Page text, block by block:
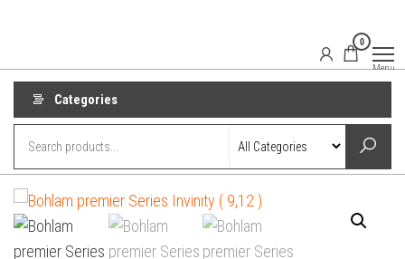
content
0
Menu
Categories